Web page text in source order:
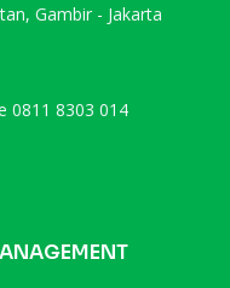
Gambir - Jakarta
0811 8303 014